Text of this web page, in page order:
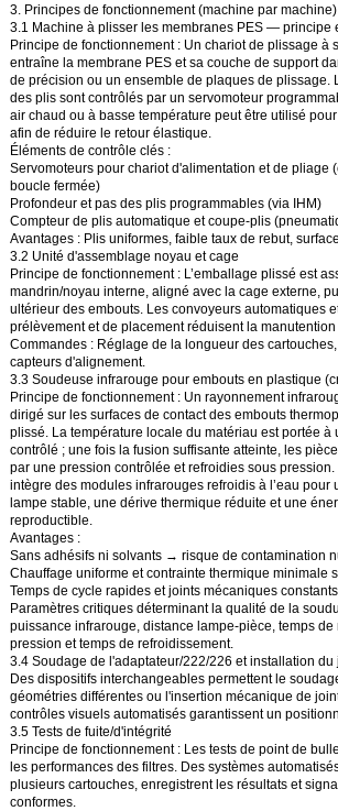
3. Principes de fonctionnement (machine par machine)
3.1 Machine à plisser les membranes PES — principe
Principe de fonctionnement : Un chariot de plissage à
entraîne la membrane PES et sa couche de support
de précision ou un ensemble de plaques de plissage.
des plis sont contrôlés par un servomoteur
air chaud ou à basse température peut être utilisé
afin de réduire le retour élastique.
Éléments de contrôle clés :
Servomoteurs pour chariot d'alimentation et de pliage
boucle fermée)
Profondeur et pas des plis programmables (via IHM)
Compteur de plis automatique et coupe-plis
Avantages : Plis uniformes, faible taux de rebut,
3.2 Unité d'assemblage noyau et cage
Principe de fonctionnement : L’emballage plissé est
mandrin/noyau interne, aligné avec la cage externe,
ultérieur des embouts. Les convoyeurs automatiques
prélèvement et de placement réduisent la manutention
Commandes : Réglage de la longueur des
capteurs d'alignement.
3.3 Soudeuse infrarouge pour embouts en plastique
Principe de fonctionnement : Un rayonnement
dirigé sur les surfaces de contact des embouts
plissé. La température locale du matériau est portée à
contrôlé ; une fois la fusion suffisante atteinte, les
par une pression contrôlée et refroidies sous pression.
intègre des modules infrarouges refroidis à l’eau pour
lampe stable, une dérive thermique réduite et une
reproductible.
Avantages :
Sans adhésifs ni solvants → risque de contamination
Chauffage uniforme et contrainte thermique minimale
Temps de cycle rapides et joints mécaniques constants
Paramètres critiques déterminant la qualité de la
puissance infrarouge, distance lampe-pièce, temps de
pression et temps de refroidissement.
3.4 Soudage de l'adaptateur/222/226 et installation du
Des dispositifs interchangeables permettent le
géométries différentes ou l'insertion mécanique de
contrôles visuels automatisés garantissent un
3.5 Tests de fuite/d'intégrité
Principe de fonctionnement : Les tests de point de
les performances des filtres. Des systèmes
plusieurs cartouches, enregistrent les résultats et
conformes.